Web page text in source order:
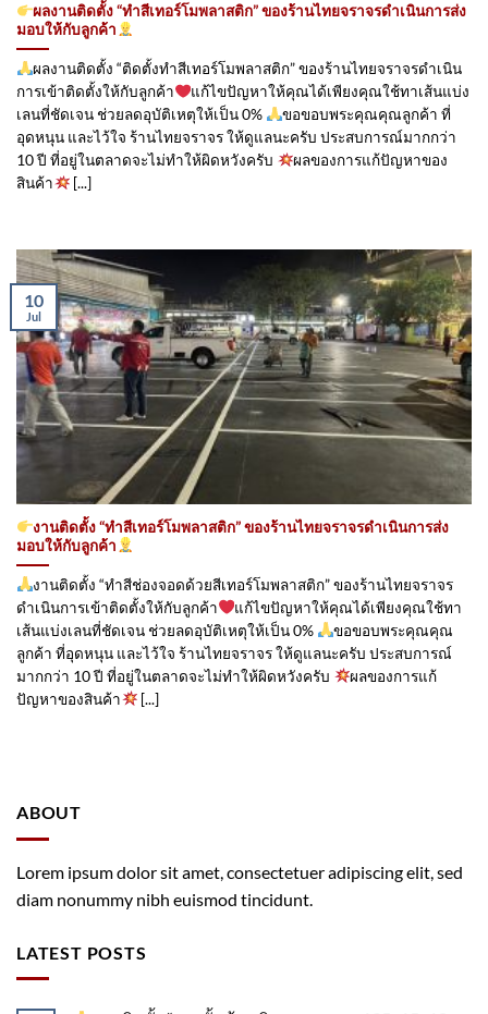
ผลงานติดตั้ง “ทำสีเทอร์โมพลาสติก” ของร้านไทยจราจรดำเนินการส่ง
มอบให้กับลูกค้า
ผลงานติดตั้ง “ติดตั้งทำสีเทอร์โมพลาสติก” ของร้านไทยจราจรดำเนิน
การเข้าติดตั้ง​ให้กับลูกค้า
แก้ไขปัญหาให้คุณได้เพียงคุณใช้ทาเส้นแบ่ง
เลนที่ชัดเจน ช่วยลดอุบัติเหตุให้เป็น 0%
ขอขอบพระคุณคุณลูกค้า ที่
อุดหนุน และไว้ใจ ร้านไทยจราจร ให้ดูแลนะครับ ประสบการณ์มากกว่า
10 ปี ที่อยู่ในตลาดจะไม่ทำให้ผิดหวังครับ
ผลของการแก้ปัญหาของ
สินค้า
[...]
งานติดตั้ง “ทำสีเทอร์โมพลาสติก” ของร้านไทยจราจรดำเนินการส่ง
มอบให้กับลูกค้า
งานติดตั้ง “ทำสีช่องจอดด้วยสีเทอร์โมพลาสติก” ของร้านไทยจราจร
ดำเนินการเข้าติดตั้ง​ให้กับลูกค้า
แก้ไขปัญหาให้คุณได้เพียงคุณใช้ทา
เส้นแบ่งเลนที่ชัดเจน ช่วยลดอุบัติเหตุให้เป็น 0%
ขอขอบพระคุณคุณ
ลูกค้า ที่อุดหนุน และไว้ใจ ร้านไทยจราจร ให้ดูแลนะครับ ประสบการณ์
มากกว่า 10 ปี ที่อยู่ในตลาดจะไม่ทำให้ผิดหวังครับ
ผลของการแก้
ปัญหาของสินค้า
[...]
10
Jul
ABOUT
Lorem ipsum dolor sit amet, consectetuer adipiscing elit, sed
diam nonummy nibh euismod tincidunt.
LATEST POSTS